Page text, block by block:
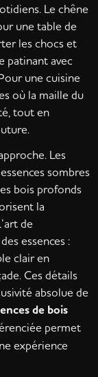
Le chêne
une table de
les chocs et
patinant avec
une cuisine
où la maille du
tout en
Les
sombres
bois profonds
la
de
essences :
clair en
Ces détails
absolue de
de bois
permet
expérience